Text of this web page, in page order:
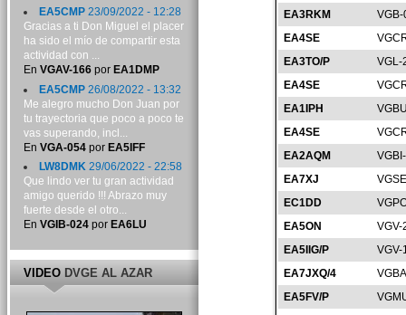
EA3RKM
EA4SE
EA3TO/P
VGL-
EA4SE
EA1IPH
EA4SE
EA2AQM
EA7XJ
EC1DD
EA5ON
VGV-
EA5IIG/P
VGV-
EA7JXQ/4
EA5FV/P
EA5CMP23/09/2022 - 12:28
Gracias a ti Don Miguel el placer
ha sido el mío de compartir esta
actividad con ...
En VGAV-166por EA1DMP
EA5CMP26/08/2022 - 13:32
Me alegro mucho Don Juan por
tu trayectoria que poco a poco te
vas superando, incl...
En VGA-054por EA5IFF
LW8DMK29/06/2022 - 22:58
Que lindo ver tu gran actividad
amigo querido !!! Abrazo muy
fuerte desde el otro...
En VGIB-024por EA6LU
VIDEODVGE AL AZAR